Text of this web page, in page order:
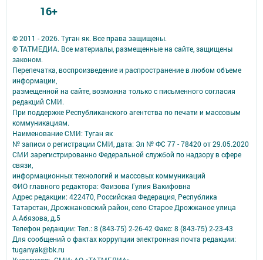
© 2011 - 2026. Туган як. Все права защищены.
© ТАТМЕДИА. Все материалы, размещенные на сайте, защищены
законом.
Перепечатка, воспроизведение и распространение в любом объеме
информации,
размещенной на сайте, возможна только с письменного согласия
редакций СМИ.
При поддержке Республиканского агентства по печати и массовым
коммуникациям.
Наименование СМИ: Туган як
№ записи о регистрации СМИ, дата: Эл № ФС 77 - 78420 от 29.05.2020
СМИ зарегистрированно Федеральной службой по надзору в сфере
связи,
информационных технологий и массовых коммуникаций
ФИО главного редактора: Фаизова Гулия Вакифовна
Адрес редакции: 422470, Российская Федерация, Республика
Татарстан, Дрожжановский район, село Старое Дрожжаное улица
А.Абязова, д.5
Телефон редакции: Тел.: 8 (843-75) 2-26-42 Факс: 8 (843-75) 2-23-43
Для сообщений о фактах коррупции электронная почта редакции:
tuganyak@bk.ru
16+